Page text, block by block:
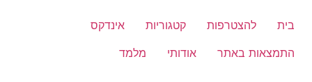
לתוכןבית להצטרפות קטגוריות
אינדקס
התמצאות באתר
אודותי מלמד